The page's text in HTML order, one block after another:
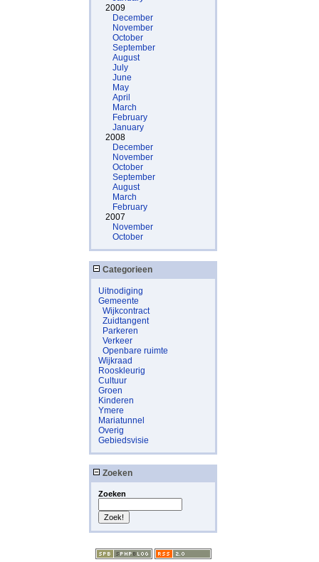
2009
December
November
October
September
August
July
June
May
April
March
February
January
2008
December
November
October
September
August
March
February
2007
November
October
Categorieen
Uitnodiging
Gemeente
Wijkcontract
Zuidtangent
Parkeren
Verkeer
Openbare ruimte
Wijkraad
Rooskleurig
Cultuur
Groen
Kinderen
Ymere
Mariatunnel
Overig
Gebiedsvisie
Zoeken
Zoeken